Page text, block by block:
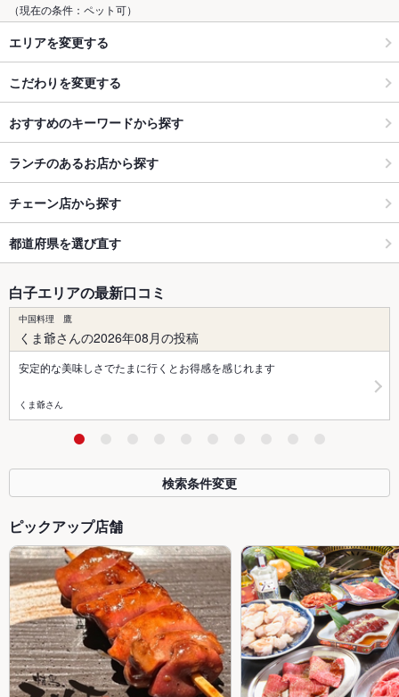
（現在の条件：ペット可）
エリアを変更する
こだわりを変更する
おすすめのキーワードから探す
ランチのあるお店から探す
チェーン店から探す
都道府県を選び直す
白子エリアの最新口コミ
中国料理 鷹
くま爺さんの2026年08月の投稿
安定的な美味しさでたまに行くとお得感を感じれます
くま爺さん
検索条件変更
ピックアップ店舗